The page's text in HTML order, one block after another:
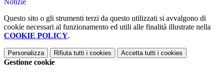
Notizie
Questo sito o gli strumenti terzi da questo utilizzati si avvalgono di
cookie necessari al funzionamento ed utili alle finalità illustrate nella
COOKIE POLICY.
Personalizza Rifiuta tutti i cookies Accetta tutti i cookies
Gestione cookie